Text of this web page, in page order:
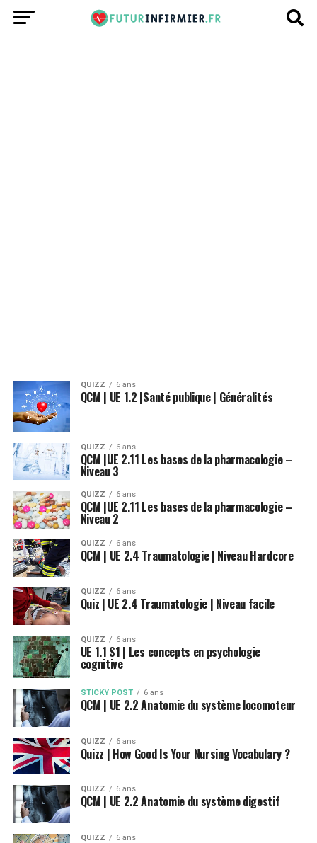
QUIZZ 6 ans
QCM | UE 1.2 |Santé publique | Généralités
QUIZZ 6 ans
QCM |UE 2.11 Les bases de la pharmacologie –
Niveau 3
QUIZZ 6 ans
QCM |UE 2.11 Les bases de la pharmacologie –
Niveau 2
QUIZZ 6 ans
QCM | UE 2.4 Traumatologie | Niveau Hardcore
QUIZZ 6 ans
Quiz | UE 2.4 Traumatologie | Niveau facile
QUIZZ 6 ans
UE 1.1 S1 | Les concepts en psychologie
cognitive
STICKY POST 6 ans
QCM | UE 2.2 Anatomie du système locomoteur
QUIZZ 6 ans
Quizz | How Good Is Your Nursing Vocabulary ?
QUIZZ 6 ans
QCM | UE 2.2 Anatomie du système digestif
QUIZZ 6 ans